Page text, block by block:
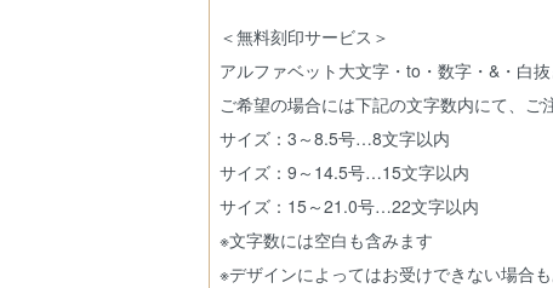
＜無料刻印サービス＞
アルファベット大文字・to・数字・&・白
ご希望の場合には下記の文字数内にて、
サイズ：3～8.5号…8文字以内
サイズ：9～14.5号…15文字以内
サイズ：15～21.0号…22文字以内
※文字数には空白も含みます
※デザインによってはお受けできない場合